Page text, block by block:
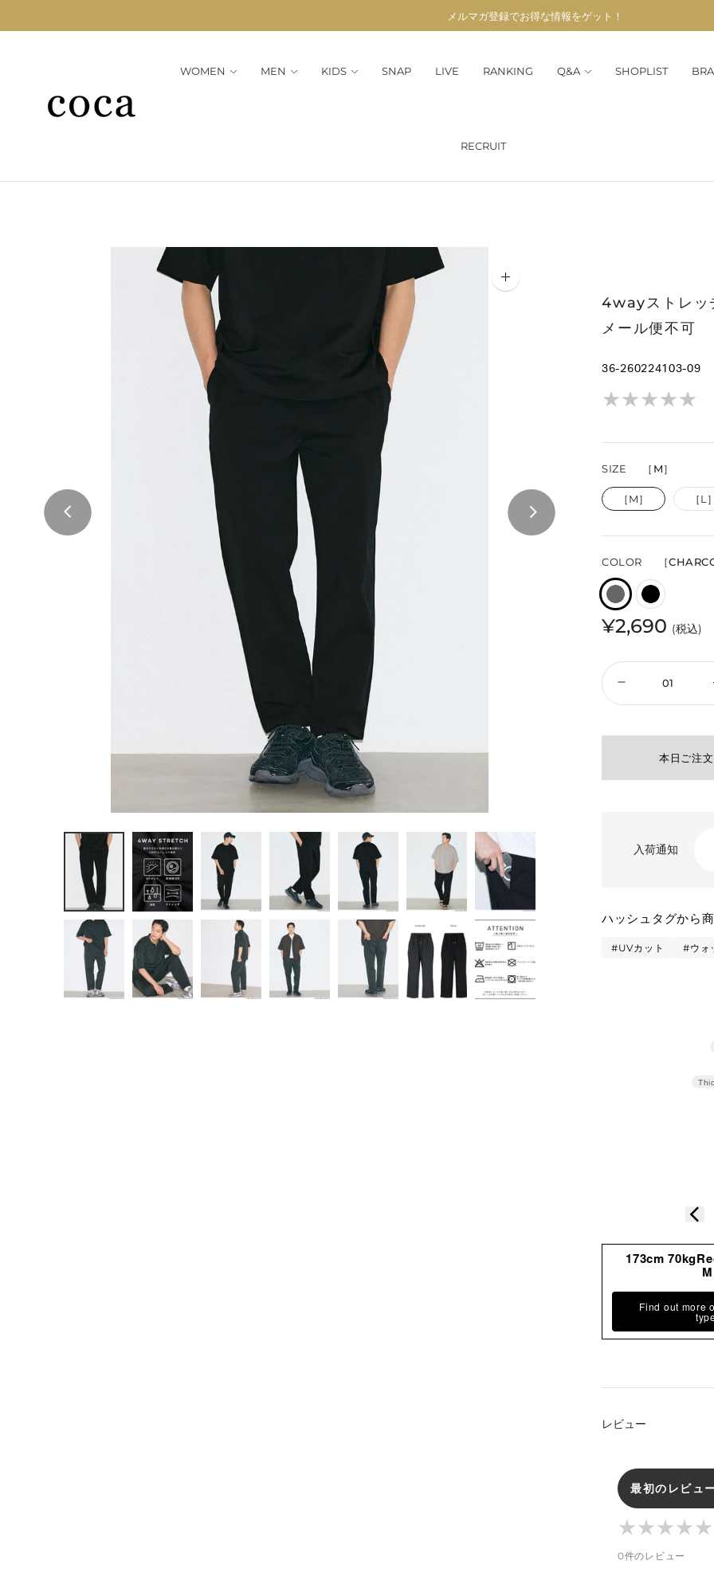
メルマガ登録でお得な情報をゲット！
WOMEN MEN KIDS SNAP LIVE RANKING Q&A SHOPLIST
RECRUIT
4wayストレッ
メール便不可
36-260224103-09
★★★★★
★★★★★
COLOR ［
SIZE ［M］
［M］ ［L
¥2,690 (税込)
本日ご注
入荷通知
ー
ト
ハッシュタグから
#UVカット #ウォ
173cm
M
Find out more
レビュー
最初のレビュ
★★★★★
★★★★★
0件のレビュー